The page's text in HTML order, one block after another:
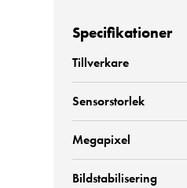
Specifikationer
Tillverkare
Sensorstorlek
Megapixel
Bildstabilisering